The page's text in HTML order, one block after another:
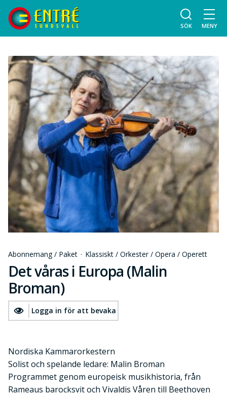
SÖK MENY
Abonnemang / Paket · Klassiskt / Orkester / Opera / Operett
Det våras i Europa (Malin
Broman)
Logga in för att bevaka
Nordiska Kammarorkestern
Solist och spelande ledare: Malin Broman
Programmet genom europeisk musikhistoria, från
Rameaus barocksvit och Vivaldis Våren till Beethoven